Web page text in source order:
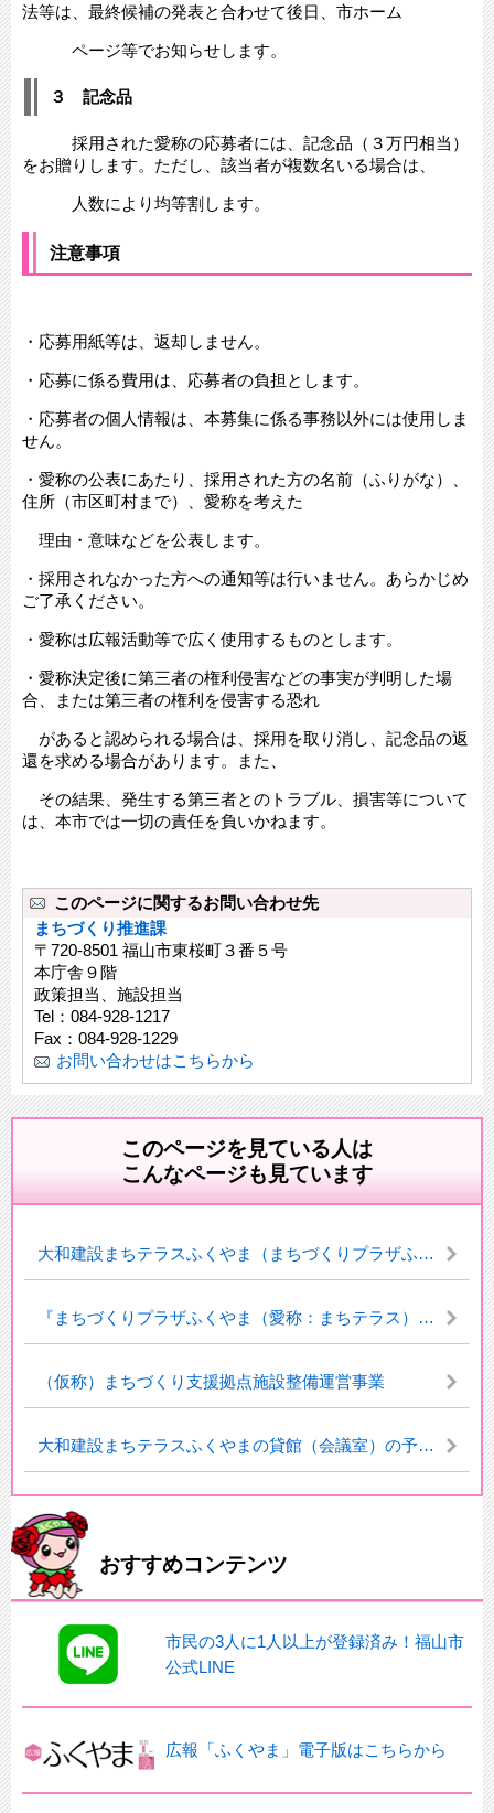
法等は、最終候補の発表と合わせて後日、市ホーム
ページ等でお知らせします。
３ 記念品
採用された愛称の応募者には、記念品（３万円相当）
をお贈りします。ただし、該当者が複数名いる場合は、
人数により均等割します。
注意事項
・応募用紙等は、返却しません。
・応募に係る費用は、応募者の負担とします。
・応募者の個人情報は、本募集に係る事務以外には使用しま
せん。
・愛称の公表にあたり、採用された方の名前（ふりがな）、
住所（市区町村まで）、愛称を考えた
理由・意味などを公表します。
・採用されなかった方への通知等は行いません。あらかじめ
ご了承ください。
・愛称は広報活動等で広く使用するものとします。
・愛称決定後に第三者の権利侵害などの事実が判明した場
合、または第三者の権利を侵害する恐れ
があると認められる場合は、採用を取り消し、記念品の返
還を求める場合があります。また、
その結果、発生する第三者とのトラブル、損害等について
は、本市では一切の責任を負いかねます。
このページに関するお問い合わせ先
まちづくり推進課
〒720-8501 福山市東桜町３番５号
本庁舎９階
政策担当、施設担当
Tel：084-928-1217
Fax：084-928-1229
お問い合わせはこちらから
このページを見ている人は
こんなページも見ています
大和建設まちテラスふくやま（まちづくりプラザふくやま）について
『まちづくりプラザふくやま（愛称：まちテラス）』に関するネーミングライツのお知らせ
（仮称）まちづくり支援拠点施設整備運営事業
大和建設まちテラスふくやまの貸館（会議室）の予約について
おすすめコンテンツ
市民の3人に1人以上が登録済み！福山市
公式LINE
広報「ふくやま」電子版はこちらから